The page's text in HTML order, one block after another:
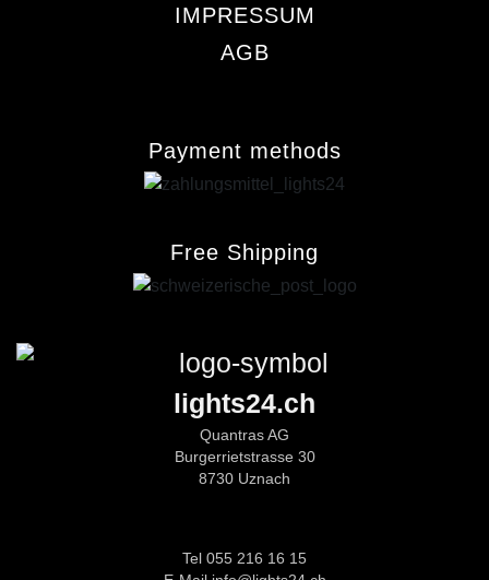
IMPRESSUM
AGB
Payment methods
Free Shipping
lights24.ch
Quantras AG
Burgerrietstrasse 30
8730 Uznach
Tel 055 216 16 15